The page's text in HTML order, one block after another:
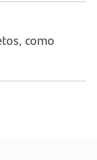
como